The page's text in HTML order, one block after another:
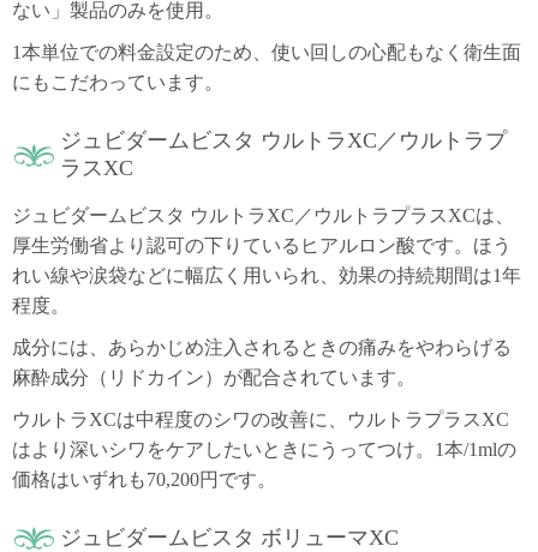
ない」製品のみを使用。
1本単位での料金設定のため、使い回しの心配もなく衛生面
にもこだわっています。
ジュビダームビスタ ウルトラXC／ウルトラプ
ラスXC
ジュビダームビスタ ウルトラXC／ウルトラプラスXCは、
厚生労働省より認可の下りているヒアルロン酸です。ほう
れい線や涙袋などに幅広く用いられ、効果の持続期間は1年
程度。
成分には、あらかじめ注入されるときの痛みをやわらげる
麻酔成分（リドカイン）が配合されています。
ウルトラXCは中程度のシワの改善に、ウルトラプラスXC
はより深いシワをケアしたいときにうってつけ。1本/1mlの
価格はいずれも70,200円です。
ジュビダームビスタ ボリューマXC